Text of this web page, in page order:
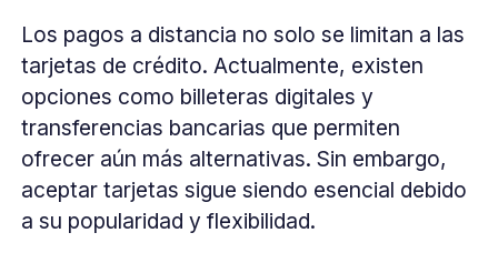
Los pagos a distancia no solo se limitan a las
tarjetas de crédito. Actualmente, existen
opciones como billeteras digitales y
transferencias bancarias que permiten
ofrecer aún más alternativas. Sin embargo,
aceptar tarjetas sigue siendo esencial debido
a su popularidad y flexibilidad.